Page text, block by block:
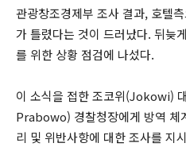
관광창조경제부 조사 결과, 호텔
가 틀렸다는 것이 드러났다. 뒤늦
를 위한 상황 점검에 나섰다.
이 소식을 접한 조코위(Jokowi)
Prabowo) 경찰청장에게 방역 체
리 및 위반사항에 대한 조사를 지